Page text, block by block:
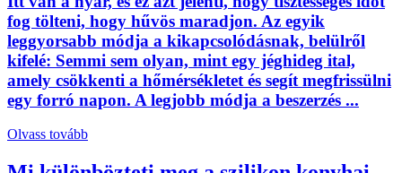
fog tölteni, hogy hűvös maradjon. Az egyik
leggyorsabb módja a kikapcsolódásnak, belülről
kifelé: Semmi sem olyan, mint egy jéghideg ital,
amely csökkenti a hőmérsékletet és segít megfrissülni
egy forró napon. A legjobb módja a beszerzés ...
Olvass tovább